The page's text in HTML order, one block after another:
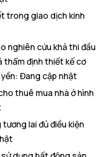
trong giao dịch kinh
nghiên cứu khả thi đầu
định thiết kế cơ
: Đang cập nhật
thuê mua nhà ở hình
lai đủ điều kiện